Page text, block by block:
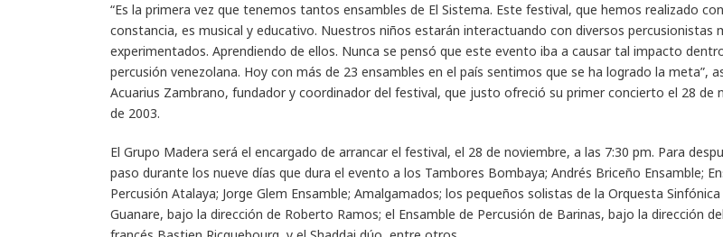
“Es la primera vez que tenemos tantos ensambles de El Sistema. Este festival, que hemos realizado
constancia, es musical y educativo. Nuestros niños estarán interactuando con diversos percusionistas
experimentados. Aprendiendo de ellos. Nunca se pensó que este evento iba a causar tal impacto
percusión venezolana. Hoy con más de 23 ensambles en el país sentimos que se ha logrado la meta”,
Acuarius Zambrano, fundador y coordinador del festival, que justo ofreció su primer concierto el 28 de
de 2003.
El Grupo Madera será el encargado de arrancar el festival, el 28 de noviembre, a las 7:30 pm. Para
paso durante los nueve días que dura el evento a los Tambores Bombaya; Andrés Briceño Ensamble;
Percusión Atalaya; Jorge Glem Ensamble; Amalgamados; los pequeños solistas de la Orquesta Sinfónica
Guanare, bajo la dirección de Roberto Ramos; el Ensamble de Percusión de Barinas, bajo la dirección